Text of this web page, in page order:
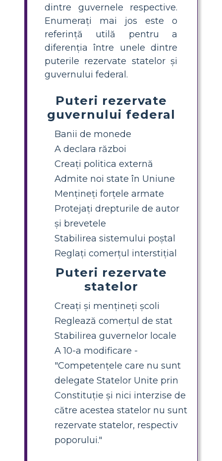
dintre guvernele respective.
Enumerați mai jos este o
referință utilă pentru a
diferenția între unele dintre
puterile rezervate statelor și
guvernului federal.
Puteri rezervate
guvernului federal
Banii de monede
A declara război
Creați politica externă
Admite noi state în Uniune
Mențineți forțele armate
Protejați drepturile de autor
și brevetele
Stabilirea sistemului poștal
Reglați comerțul interstițial
Puteri rezervate
statelor
Creați și mențineți școli
Reglează comerțul de stat
Stabilirea guvernelor locale
A 10-a modificare -
"Competențele care nu sunt
delegate Statelor Unite prin
Constituție și nici interzise de
către acestea statelor nu sunt
rezervate statelor, respectiv
poporului."